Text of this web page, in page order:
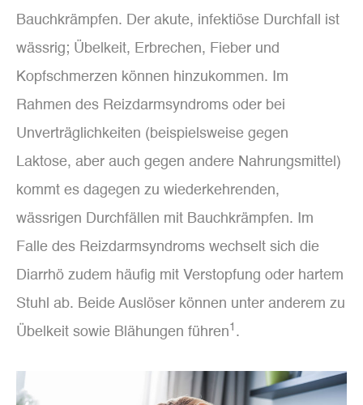
Bauchkrämpfen. Der akute, infektiöse Durchfall ist
wässrig; Übelkeit, Erbrechen, Fieber und
Kopfschmerzen können hinzukommen. Im
Rahmen des Reizdarmsyndroms oder bei
Unverträglichkeiten (beispielsweise gegen
Laktose, aber auch gegen andere Nahrungsmittel)
kommt es dagegen zu wiederkehrenden,
wässrigen Durchfällen mit Bauchkrämpfen. Im
Falle des Reizdarmsyndroms wechselt sich die
Diarrhö zudem häufig mit Verstopfung oder hartem
Stuhl ab. Beide Auslöser können unter anderem zu
Übelkeit sowie Blähungen führen1 .